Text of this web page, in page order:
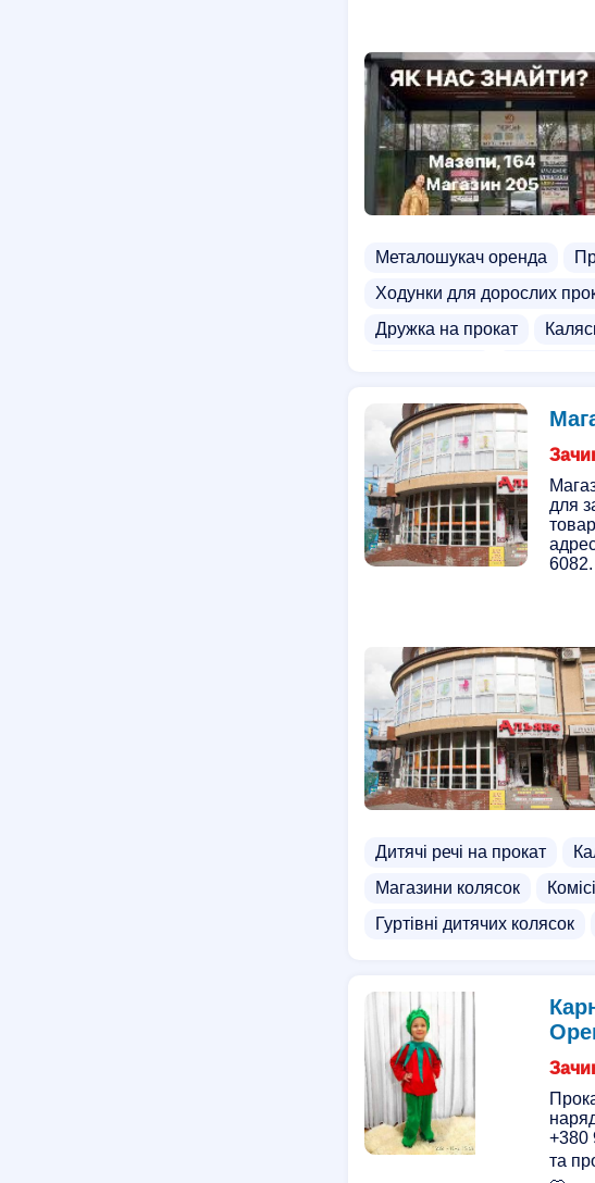
Металошукач оренда
Ходунки для дорослих
Дружка на прокат
Стільці на прокат
Магазини дитячих іграшок
Магазини авто крісел
для
6082.
Дитячі речі на прокат
Магазини колясок
Гуртівні дитячих колясок
+380
та